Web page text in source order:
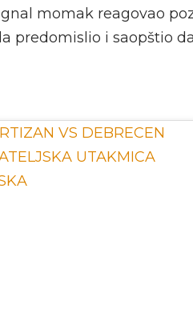
momak reagovao
predomislio i saopštio